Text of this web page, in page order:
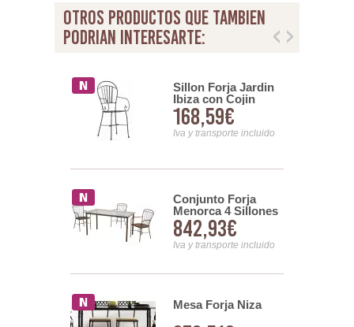
otros productos que tambien
podrian interesarte:
Sillon Forja Jardin
Ibiza con Cojin
168,59€
Iva y transporte incluido
Conjunto Forja
Menorca 4 Sillones
y Mesa Forja
842,93€
Iva y transporte incluido
Mesa Forja Niza